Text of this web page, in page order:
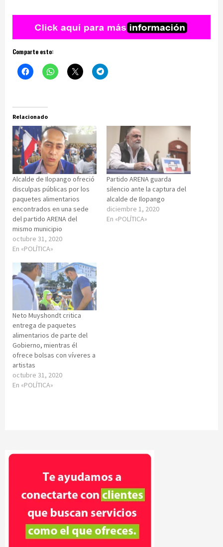
Comparte esto:
Relacionado
Alcalde de Ilopango ofreció
disculpas públicas por los
paquetes alimentarios
encontrados en una sede
del partido ARENA del
mismo municipio
octubre 31, 2020
En «POLÍTICA»
Partido ARENA guarda
silencio ante la captura del
alcalde de Ilopango
diciembre 1, 2020
En «POLÍTICA»
Neto Muyshondt critica
entrega de paquetes
alimentarios de parte del
Gobierno, mientras él
ofrece bolsas con víveres a
artistas
octubre 31, 2020
En «POLÍTICA»